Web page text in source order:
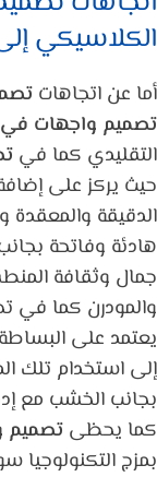
الكلاسيكي
أما عن اتجاهات
تصميم واجهات في
التقليدي كما في
حيث يركز على
الدقيقة والمعقدة
هادئة وفاتحة بجانب
جمال وثقافة
والمودرن كما في
يعتمد على
إلى استخدام تلك
بجانب الخشب مع
كما يحظى تصميم
بمزج التكنولوجيا